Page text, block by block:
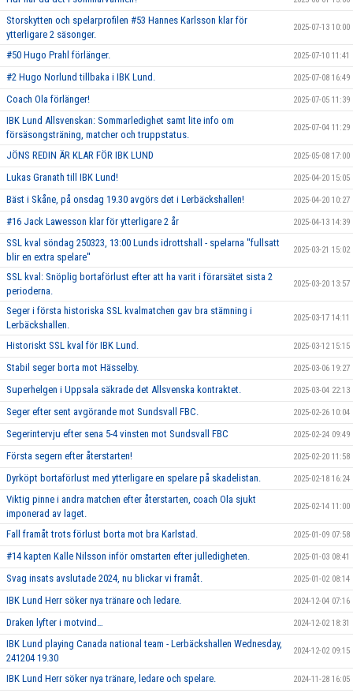
Storskytten och spelarprofilen #53 Hannes Karlsson klar för
ytterligare 2 säsonger.
2025-07-13 10:00
#50 Hugo Prahl förlänger. 2025-07-10 11:41
#2 Hugo Norlund tillbaka i IBK Lund. 2025-07-08 16:49
Coach Ola förlänger! 2025-07-05 11:39
IBK Lund Allsvenskan: Sommarledighet samt lite info om
försäsongsträning, matcher och truppstatus.
2025-07-04 11:29
JÖNS REDIN ÄR KLAR FÖR IBK LUND 2025-05-08 17:00
Lukas Granath till IBK Lund! 2025-04-20 15:05
Bäst i Skåne, på onsdag 19.30 avgörs det i Lerbäckshallen! 2025-04-20 10:27
#16 Jack Lawesson klar för ytterligare 2 år 2025-04-13 14:39
SSL kval söndag 250323, 13:00 Lunds idrottshall - spelarna ''fullsatt
blir en extra spelare''
2025-03-21 15:02
SSL kval: Snöplig bortaförlust efter att ha varit i förarsätet sista 2
perioderna.
2025-03-20 13:57
Seger i första historiska SSL kvalmatchen gav bra stämning i
Lerbäckshallen.
2025-03-17 14:11
Historiskt SSL kval för IBK Lund. 2025-03-12 15:15
Stabil seger borta mot Hässelby. 2025-03-06 19:27
Superhelgen i Uppsala säkrade det Allsvenska kontraktet. 2025-03-04 22:13
Seger efter sent avgörande mot Sundsvall FBC. 2025-02-26 10:04
Segerintervju efter sena 5-4 vinsten mot Sundsvall FBC 2025-02-24 09:49
Första segern efter återstarten! 2025-02-20 11:58
Dyrköpt bortaförlust med ytterligare en spelare på skadelistan. 2025-02-18 16:24
Viktig pinne i andra matchen efter återstarten, coach Ola sjukt
imponerad av laget.
2025-02-14 11:00
Fall framåt trots förlust borta mot bra Karlstad. 2025-01-09 07:58
#14 kapten Kalle Nilsson inför omstarten efter julledigheten. 2025-01-03 08:41
Svag insats avslutade 2024, nu blickar vi framåt. 2025-01-02 08:14
IBK Lund Herr söker nya tränare och ledare. 2024-12-04 07:16
Draken lyfter i motvind… 2024-12-02 18:31
IBK Lund playing Canada national team - Lerbäckshallen Wednesday,
241204 19.30
2024-12-02 09:15
IBK Lund Herr söker nya tränare, ledare och spelare. 2024-11-28 16:05